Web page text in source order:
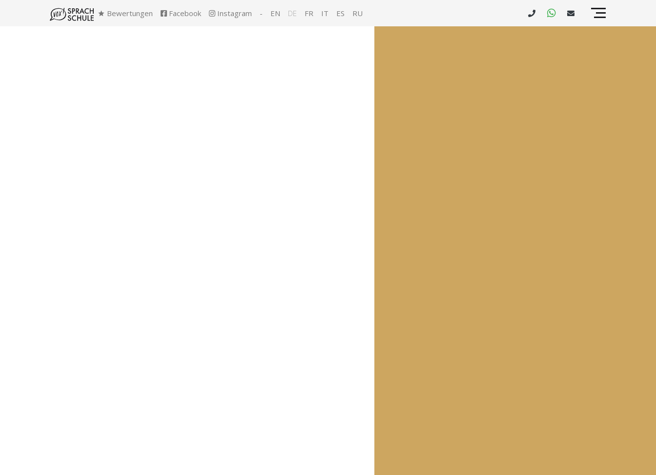
Bewertungen Facebook Instagram - EN DE FR IT ES RU